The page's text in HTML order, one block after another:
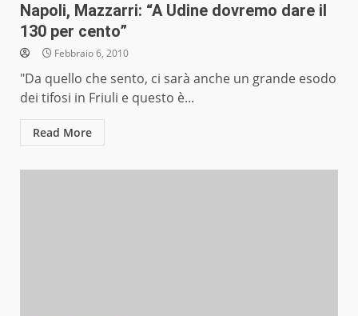
Napoli, Mazzarri: “A Udine dovremo dare il
130 per cento”
Febbraio 6, 2010
"Da quello che sento, ci sarà anche un grande esodo
dei tifosi in Friuli e questo è...
Read More